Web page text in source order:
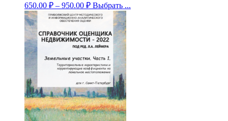
650.00 ₽ – 950.00 ₽ Выбрать ...